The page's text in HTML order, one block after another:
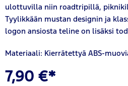
ulottuvilla niin roadtripillä,
Tyylikkään mustan designin ja
logon ansiosta teline on lisäksi
Materiaali: Kierrätettyä ABS-
7,90 €*